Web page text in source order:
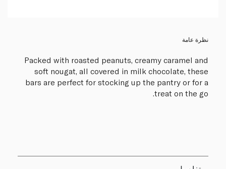
نظرة عامة
Packed with roasted peanuts, creamy caramel and
soft nougat, all covered in milk chocolate, these
bars are perfect for stocking up the pantry or for a
treat on the go.